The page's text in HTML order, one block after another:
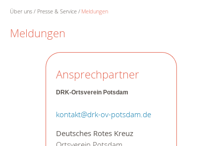
Über uns Presse & Service Meldungen
Meldungen
Ansprechpartner
DRK-Ortsverein Potsdam
kontakt@drk-ov-potsdam.de
Deutsches Rotes Kreuz